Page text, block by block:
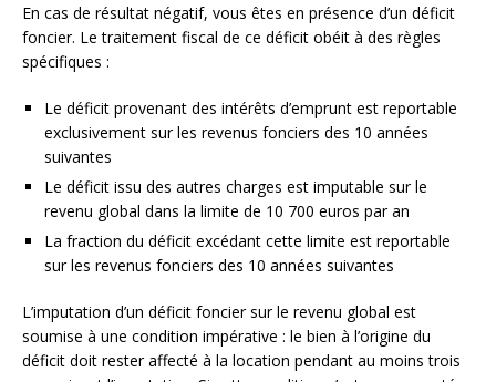
En cas de résultat négatif, vous êtes en présence d’un déficit
foncier. Le traitement fiscal de ce déficit obéit à des règles
spécifiques :
Le déficit provenant des intérêts d’emprunt est reportable
exclusivement sur les revenus fonciers des 10 années
suivantes
Le déficit issu des autres charges est imputable sur le
revenu global dans la limite de 10 700 euros par an
La fraction du déficit excédant cette limite est reportable
sur les revenus fonciers des 10 années suivantes
L’imputation d’un déficit foncier sur le revenu global est
soumise à une condition impérative : le bien à l’origine du
déficit doit rester affecté à la location pendant au moins trois